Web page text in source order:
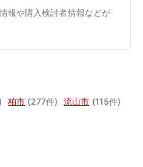
報や購入検討者情報などが
柏市 (277件) 流山市 (115件)